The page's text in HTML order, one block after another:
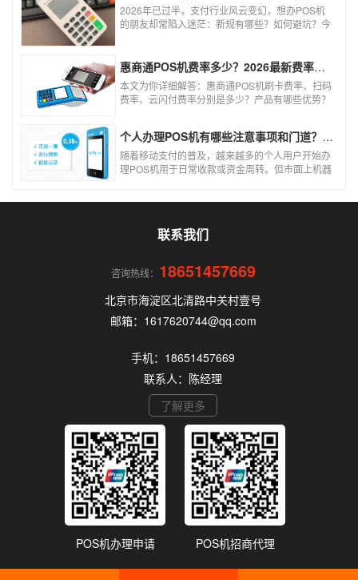
2026年已过半，支付行业风云变幻，想办POS机
的朋友却常陷入迷茫：新规有哪些？如何避坑？今
使用！
惠商通POS机费率多少？2026最新费率标准及办理全攻略
本文为你详细解答：惠商通POS机刷卡费率、扫码
费率、云闪付费率分别是多少？产品有哪些优势？
个人办理POS机有哪些注意事项和门道？（2026最新避坑指南）
随着移动支付的普及，越来越多的个人用户开始办
理POS机用于日常收款或资金周转。但市面上机器
联系我们
咨询热线： 18651457669
北京市海淀区北清路中关村壹号
邮箱：1617620744@qq.com
手机：18651457669
联系人：陈经理
了解更多
POS机办理申请 POS机招商代理